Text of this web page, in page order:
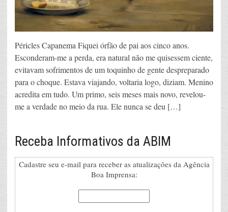
Péricles Capanema Fiquei órfão de pai aos cinco anos.
Esconderam-me a perda, era natural não me quisessem ciente,
evitavam sofrimentos de um toquinho de gente despreparado
para o choque. Estava viajando, voltaria logo, diziam. Menino
acredita em tudo. Um primo, seis meses mais novo, revelou-
me a verdade no meio da rua. Ele nunca se deu […]
Receba Informativos da ABIM
Cadastre seu e-mail para receber as atualizações da Agência
Boa Imprensa: